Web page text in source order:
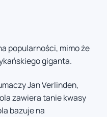
popularności, mimo że
giganta.
Jan Verlinden,
zawiera tanie kwasy
bazuje na